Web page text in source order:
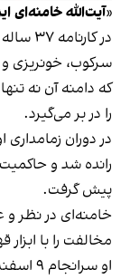
«آیت‌الله خامنه‌ای
‏در
سرکوب، خونریزی
که دامنه آن نه
را در بر می‌گیرد.
در دوران
رانده شد و حاکمیت
پیش گرفت.
خامنه‌ای در نظر و
مخالفت را با ابزار
او سرانجام ۹ اسفند در عملیات مشترک آمریکا و اسرائیل